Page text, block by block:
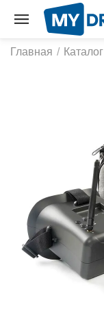
Главная / Каталог